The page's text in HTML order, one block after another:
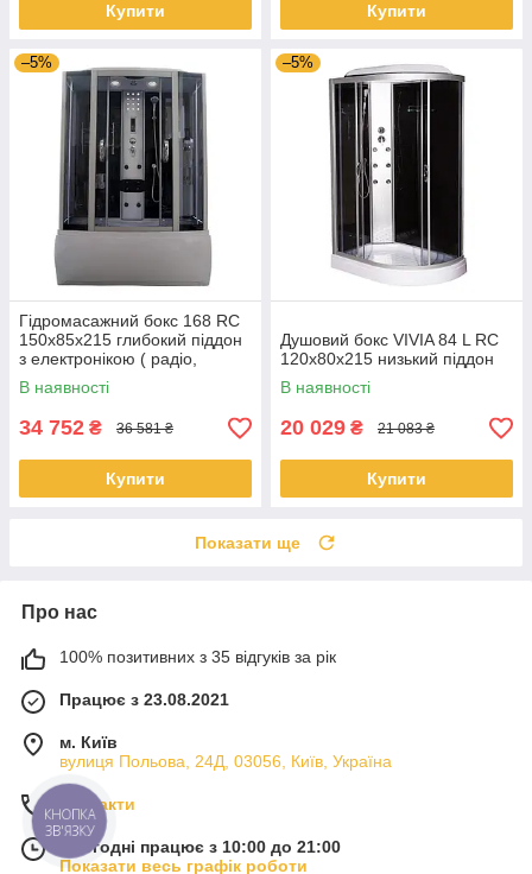
Купити Купити
–5%
Гідромасажний бокс 168 RC
150х85х215 глибокий піддон
з електронікою ( радіо,
світло, витяжка, гідромасаж)
В наявності
34 752 ₴ 36 581 ₴
Купити
–5%
Душовий бокс VIVIA 84 L RC
120x80x215 низький піддон
В наявності
20 029 ₴ 21 083 ₴
Купити
Показати ще
Про нас
100% позитивних з 35 відгуків за рік
Працює з 23.08.2021
м. Київ
вулиця Польова, 24Д, 03056, Київ, Україна
Контакти
Сьогодні працює з 10:00 до 21:00
Показати весь графік роботи
КНОПКА
ЗВ'ЯЗКУ